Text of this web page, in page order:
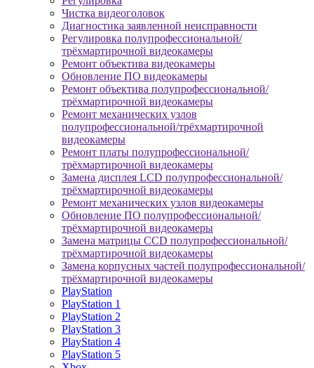
Чистка видеоголовок
Диагностика заявленной неисправности
Регулировка полупрофессиональной/
трёхмартирочной видеокамеры
Ремонт объектива видеокамеры
Обновление ПО видеокамеры
Ремонт объектива полупрофессиональной/
трёхмартирочной видеокамеры
Ремонт механических узлов
полупрофессиональной/трёхмартирочной
видеокамеры
Ремонт платы полупрофессиональной/
трёхмартирочной видеокамеры
Замена дисплея LCD полупрофессиональной/
трёхмартирочной видеокамеры
Ремонт механических узлов видеокамеры
Обновление ПО полупрофессиональной/
трёхмартирочной видеокамеры
Замена матрицы CCD полупрофессиональной/
трёхмартирочной видеокамеры
Замена корпусных частей полупрофессиональной/
трёхмартирочной видеокамеры
PlayStation
PlayStation 1
PlayStation 2
PlayStation 3
PlayStation 4
PlayStation 5